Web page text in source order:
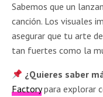
Sabemos que un
canción. Los visuales
asegurar que tu arte
tan fuertes como la
¿Quieres saber
Factorypara explorar